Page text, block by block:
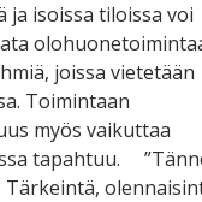
ja isoissa tiloissa voi
joissa vietetään
Toimintaan
myös vaikuttaa
tapahtuu.